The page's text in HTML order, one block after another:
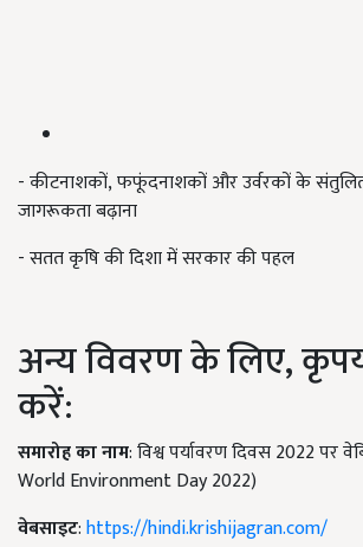
- कीटनाशकों, फफूंदनाशकों और उर्वरकों के
जागरूकता बढ़ाना
- सतत कृषि की दिशा में सरकार की पहल
अन्य विवरण के लिए,
करें:
समारोह का नाम: विश्व पर्यावरण दिवस 2022 पर
World Environment Day 2022)
वेबसाइट:https://hindi.krishijagran.com/